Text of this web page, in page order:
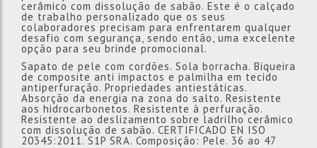
cerâmico com dissolução de sabão. Este é o calçado
de trabalho personalizado que os seus
colaboradores precisam para enfrentarem qualquer
desafio com segurança, sendo então, uma excelente
opção para seu brinde promocional.
Sapato de pele com cordões. Sola borracha. Biqueira
de composite anti impactos e palmilha em tecido
antiperfuração. Propriedades antiestáticas.
Absorção da energia na zona do salto. Resistente
aos hidrocarbonetos. Resistente à perfuração.
Resistente ao deslizamento sobre ladrilho cerâmico
com dissolução de sabão. CERTIFICADO EN ISO
20345:2011. S1P SRA. Composição: Pele. 36 ao 47